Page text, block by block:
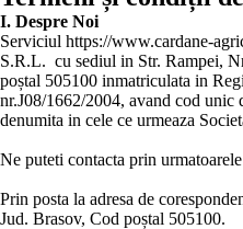
I. Despre Noi
Serviciul https://www.cardane-
S.R.L. cu sediul in Str. Rampei,
poștal 505100 inmatriculata in
nr.J08/1662/2004, avand cod unic
denumita in cele ce urmeaza
Ne puteti contacta prin
Prin posta la adresa de
Jud. Brasov, Cod poștal 505100.